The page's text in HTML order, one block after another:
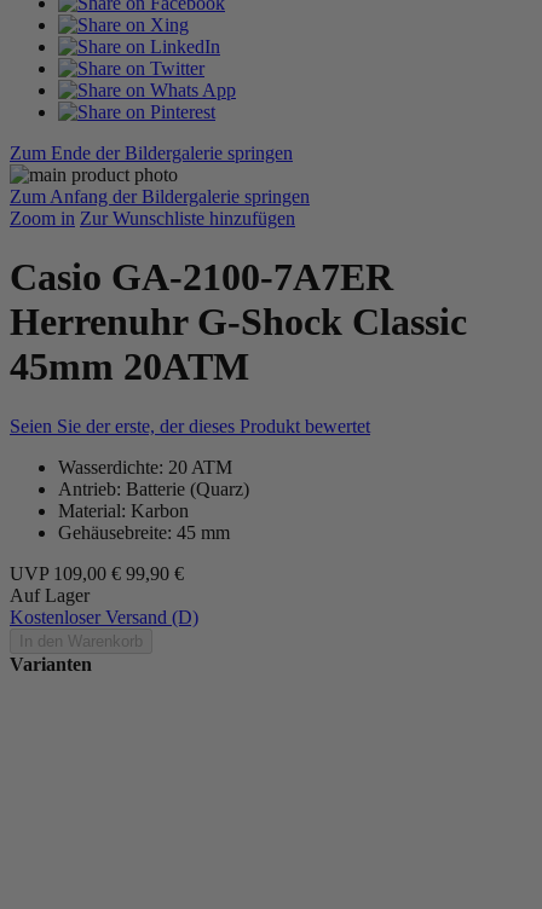
Zum Ende der Bildergalerie springen
Zum Anfang der Bildergalerie springen
Zoom in Zur Wunschliste hinzufügen
Casio GA-2100-7A7ER
Herrenuhr G-Shock Classic
45mm 20ATM
Seien Sie der erste, der dieses Produkt bewertet
Wasserdichte: 20 ATM
Antrieb: Batterie (Quarz)
Material: Karbon
Gehäusebreite: 45 mm
UVP 109,00 € 99,90 €
Auf Lager
Kostenloser Versand (D)
In den Warenkorb
Varianten